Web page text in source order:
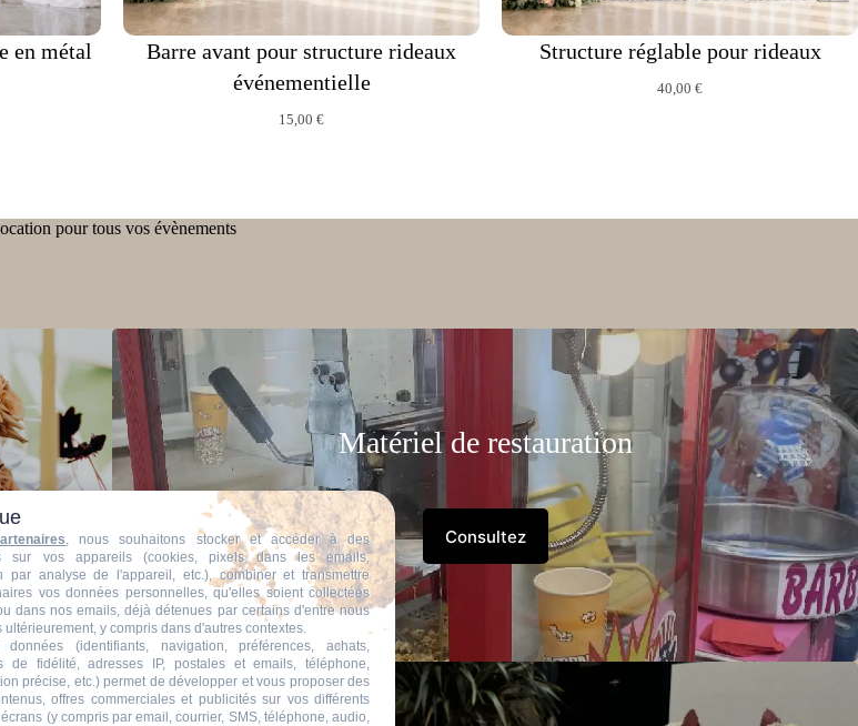
en métal
Barre avant pour structure rideaux
événementielle
15,00 €
Structure réglable pour rideaux
40,00 €
pour tous vos évènements
Matériel de restauration
Consultez
, nous souhaitons stocker et accéder à des
sur vos appareils (cookies, pixels dans les emails,
par analyse de l'appareil, etc.), combiner et transmettre
vos données personnelles, qu'elles soient collectées
dans nos emails, déjà détenues par certains d'entre nous
ultérieurement, y compris dans d'autres contextes.
(identifiants, navigation, préférences, achats,
de fidélité, adresses IP, postales et emails, téléphone,
précise, etc.) permet de développer et vous proposer des
offres commerciales et publicités sur vos différents
(y compris par email, courrier, SMS, téléphone, audio,